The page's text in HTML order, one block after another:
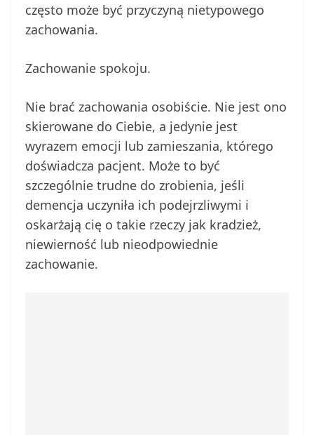
często może być przyczyną nietypowego
zachowania.
Zachowanie spokoju.
Nie brać zachowania osobiście. Nie jest ono
skierowane do Ciebie, a jedynie jest
wyrazem emocji lub zamieszania, którego
doświadcza pacjent. Może to być
szczególnie trudne do zrobienia, jeśli
demencja uczyniła ich podejrzliwymi i
oskarżają cię o takie rzeczy jak kradzież,
niewierność lub nieodpowiednie
zachowanie.